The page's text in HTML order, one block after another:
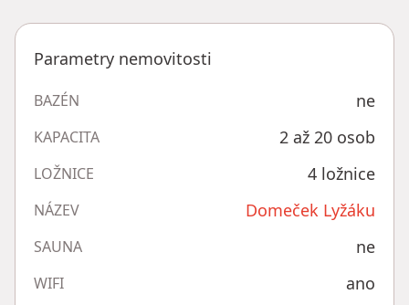
Parametry nemovitosti
BAZÉN ne
KAPACITA 2 až 20 osob
LOŽNICE 4 ložnice
NÁZEV Domeček Lyžáku
SAUNA ne
WIFI ano